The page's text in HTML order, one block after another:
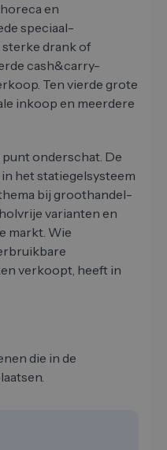
en
speciaal-
drank of
cash&carry-
Ten vierde grote
inkoop en meerdere
onderschat. De
het statiegelsysteem
bij groothandel-
varianten en
markt. Wie
verkoopt, heeft in
die in de